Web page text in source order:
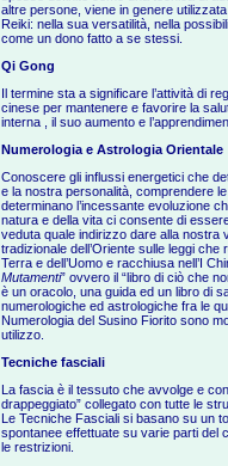
altre persone, viene in genere
Reiki: nella sua versatilità, nella
come un dono fatto a se stessi.
Qi Gong
Il termine sta a significare l’attività di
cinese per mantenere e favorire la
interna , il suo aumento e
Numerologia e Astrologia Orientale
Conoscere gli influssi energetici che
e la nostra personalità, comprendere
determinano l’incessante evoluzione
natura e della vita ci consente di
veduta quale indirizzo dare alla nostra
tradizionale dell’Oriente sulle leggi che
Terra e dell’Uomo e racchiusa nell’I
Mutamenti” ovvero il “libro di ciò che
è un oracolo, una guida ed un libro di
numerologiche ed astrologiche fra le
Numerologia del Susino Fiorito sono
utilizzo.
Tecniche fasciali
La fascia è il tessuto che avvolge e
drappeggiato” collegato con tutte le
Le Tecniche Fasciali si basano su un
spontanee effettuate su varie parti del
le restrizioni.